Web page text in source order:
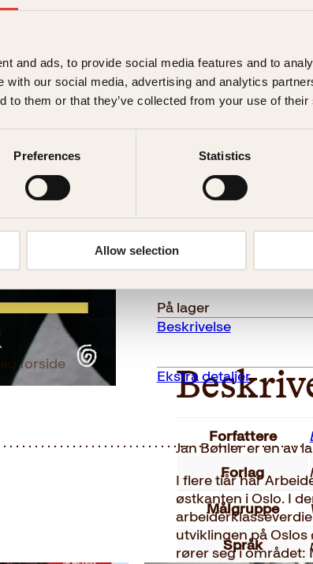
and ads, to provide social media features and to
with our social media, advertising and analytics
to them or that they’ve collected from your use of
Preferences Statistics
Allow selection
forside
→ Les hele beskrivelsen
Format:
mengden
mengden
På lager
Beskrivelse
Jan Bøhler er en av
I flere tiår har
østkanten i Oslo. I
utviklingen på
rører seg i området:
Ekstra detaljer
Forfattere
Forlag
Målgruppe
Språk